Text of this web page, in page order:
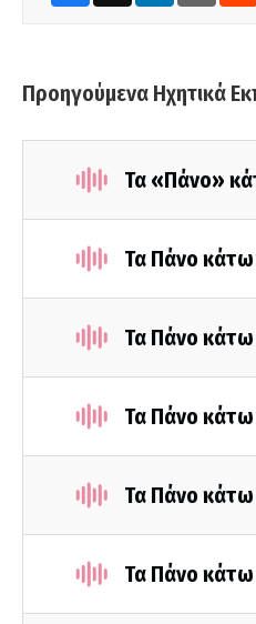
Προηγούμενα Ηχητικά
Τα «Πάνο»
Τα Πάνο
Τα Πάνο
Τα Πάνο
Τα Πάνο
Τα Πάνο